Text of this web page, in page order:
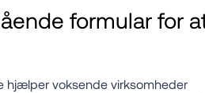
formular for
hjælper voksende virksomheder